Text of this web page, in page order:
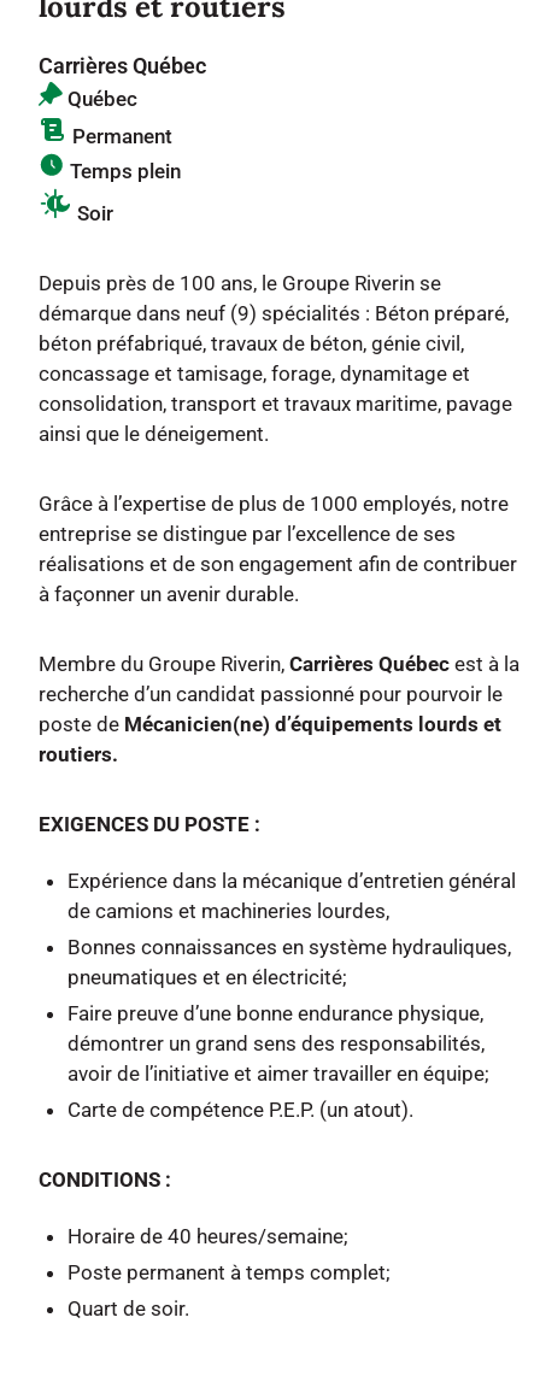
Carrières Québec
Québec
Permanent
Temps plein
Soir
Depuis près de 100 ans, le Groupe Riverin se
démarque dans neuf (9) spécialités : Béton préparé,
béton préfabriqué, travaux de béton, génie civil,
concassage et tamisage, forage, dynamitage et
consolidation, transport et travaux maritime, pavage
ainsi que le déneigement.
Grâce à l’expertise de plus de 1000 employés, notre
entreprise se distingue par l’excellence de ses
réalisations et de son engagement afin de contribuer
à façonner un avenir durable.
Membre du Groupe Riverin, Carrières Québec est à la
recherche d’un candidat passionné pour pourvoir le
poste de Mécanicien(ne) d’équipements lourds et
routiers.
EXIGENCES DU POSTE :
Expérience dans la mécanique d’entretien général
de camions et machineries lourdes,
Bonnes connaissances en système hydrauliques,
pneumatiques et en électricité;
Faire preuve d’une bonne endurance physique,
démontrer un grand sens des responsabilités,
avoir de l’initiative et aimer travailler en équipe;
Carte de compétence P.E.P. (un atout).
CONDITIONS :
Horaire de 40 heures/semaine;
Poste permanent à temps complet;
Quart de soir.